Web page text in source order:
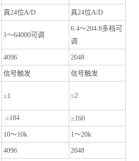
真24位A/D 真24位A/D
1～64000可调
6.4～204.8多档可
调
4096 2048
信号触发 信号触发
≤1 ≤2
≥184 ≥160
10～10k 1～20k
4096 2048